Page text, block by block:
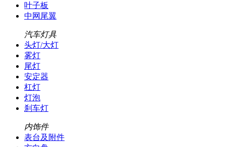
叶子板
中网尾翼
汽车灯具
头灯/大灯
雾灯
尾灯
安定器
杠灯
灯泡
刹车灯
内饰件
表台及附件